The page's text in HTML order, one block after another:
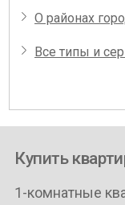
О районах
Все типы и
Купить
1-комнатные